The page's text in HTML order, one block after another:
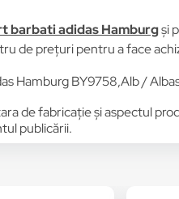
barbati adidas Hamburgși
de prețuri pentru a face
Hamburg BY9758,Alb /
de fabricație și aspectul
publicării.